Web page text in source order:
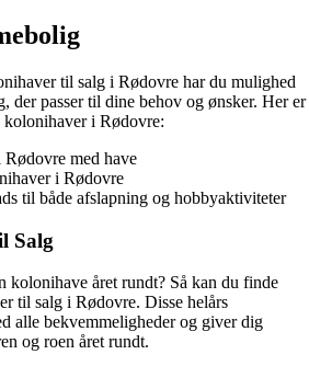
til salg i Rødovre har du mulighed
der passer til dine behov og ønsker. Her er
i Rødovre:
med have
i Rødovre
til både afslapning og hobbyaktiviteter
Salg
kolonihave året rundt? Så kan du finde
til salg i Rødovre. Disse helårs
alle bekvemmeligheder og giver dig
og roen året rundt.